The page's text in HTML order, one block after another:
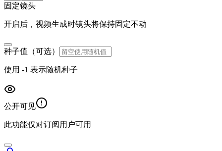
固定镜头
开启后，视频生成时镜头将保持固定不动
种子值（可选）
使用 -1 表示随机种子
公开可见
此功能仅对订阅用户可用